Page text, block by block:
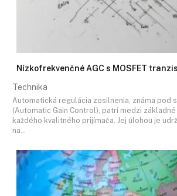
Nízko­frekvenčné AGC s MOSFET
Technika
Automatická regulácia zosilnenia, známa pod
(Automatic Gain Control), patrí medzi
každého kvalitného prijímača. Jej úlohou je
na…